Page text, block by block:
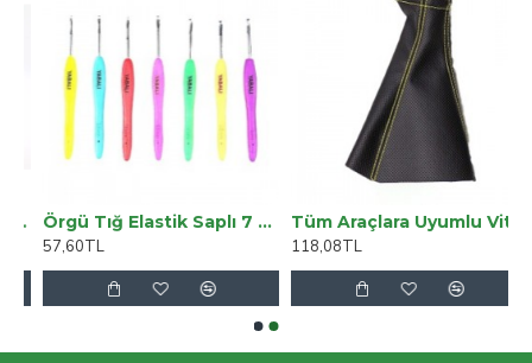
Örgü Tığ Elastik Saplı 7 Numara
57,60TL
Tüm Araçlara Uyumlu Vites Körüğü Siyah Vinil Sarı Dikiş
118,08TL